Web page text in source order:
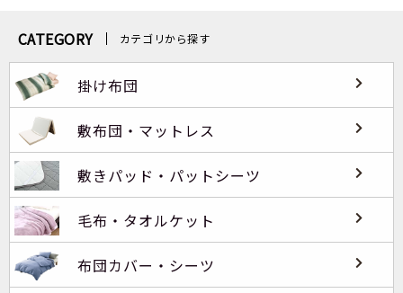
CATEGORY カテゴリから探す
掛け布団
敷布団・マットレス
敷きパッド・パットシーツ
毛布・タオルケット
布団カバー・シーツ